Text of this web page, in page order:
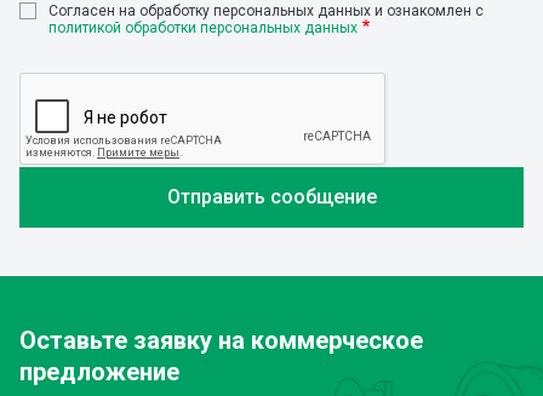
Cогласен на обработку персональных данных и ознакомлен с
политикой обработки персональных данных
Оставьте заявку на коммерческое
предложение